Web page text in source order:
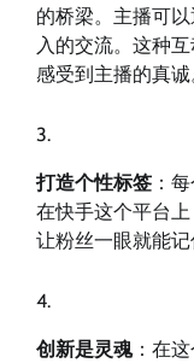
的桥梁。主播可
入的交流。这种
感受到主播的真诚
打造个性标签 ：
在快手这个平台
让粉丝一眼就能记
创新是灵魂：在